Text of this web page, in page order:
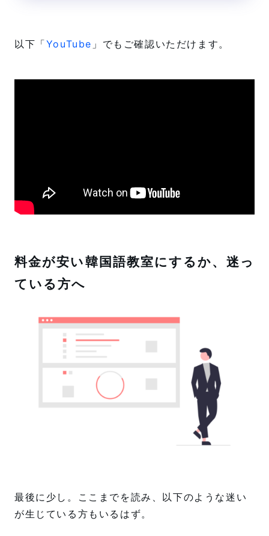
のもくじは以下のとおり。 本記事
以下「YouTube 」でもご確認いただけます。
料金が安い韓国語教室にするか、迷っ
ている方へ
最後に少し。ここまでを読み、以下のような迷い
が生じている方もいるはず。